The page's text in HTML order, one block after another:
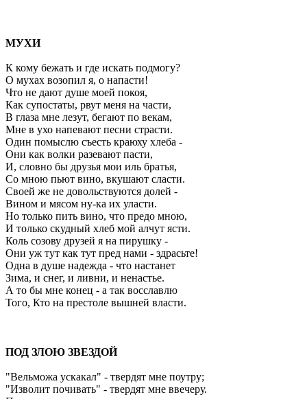
МУХИ
К кому бежать и где искать подмогу?
О мухах возопил я, о напасти!
Что не дают душе моей покоя,
Как супостаты, рвут меня на части,
В глаза мне лезут, бегают по векам,
Мне в ухо напевают песни страсти.
Один помыслю съесть краюху хлеба -
Они как волки разевают пасти,
И, словно бы друзья мои иль братья,
Со мною пьют вино, вкушают сласти.
Своей же не довольствуются долей -
Вином и мясом ну-ка их уласти.
Но только пить вино, что предо мною,
И только скудный хлеб мой алчут ясти.
Коль созову друзей я на пирушку -
Они уж тут как тут пред нами - здрасьте!
Одна в душе надежда - что настанет
Зима, и снег, и ливни, и ненастье.
А то бы мне конец - а так восславлю
Того, Кто на престоле вышней власти.
ПОД ЗЛОЮ ЗВЕЗДОЙ
"Вельможа ускакал" - твердят мне поутру;
"Изволит почивать" - твердят мне ввечеру.